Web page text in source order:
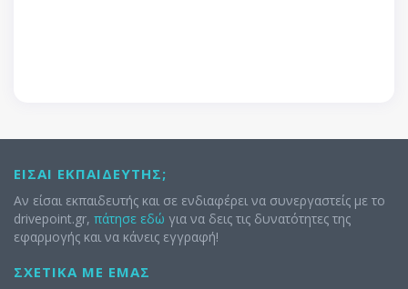
ΕΊΣΑΙ ΕΚΠΑΙΔΕΥΤΉΣ;
Αν είσαι εκπαιδευτής και σε ενδιαφέρει να συνεργαστείς με το
drivepoint.gr, πάτησε εδώ για να δεις τις δυνατότητες της
εφαρμογής και να κάνεις εγγραφή!
ΣΧΕΤΙΚΆ ΜΕ ΕΜΆΣ